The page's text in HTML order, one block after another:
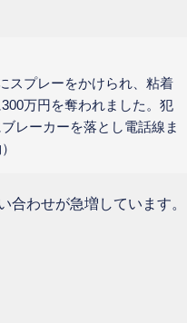
スプレーをかけられ、粘着
万円を奪われました。犯
レーカーを落とし電話線ま
合わせが急増しています。